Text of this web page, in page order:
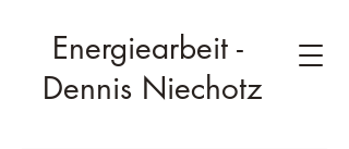
Energiearbeit -
Dennis Niechotz